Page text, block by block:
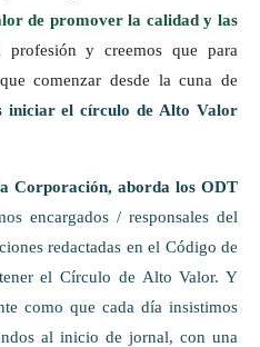
de promover la calidad y las
profesión y creemos que para
comenzar desde la cuna de
iniciar el círculo de Alto Valor
Corporación, aborda los ODT
encargados / responsales del
redactadas en el Código de
el Círculo de Alto Valor. Y
como que cada día insistimos
al inicio de jornal, con una